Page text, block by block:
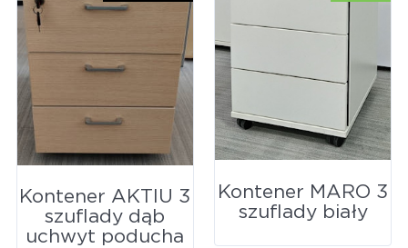
Kontener AKTIU 3
szuflady dąb
uchwyt poducha
Kontener MARO 3
szuflady biały